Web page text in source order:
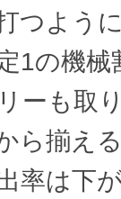
つよう
1の機
ーも取
ら揃え
率は下